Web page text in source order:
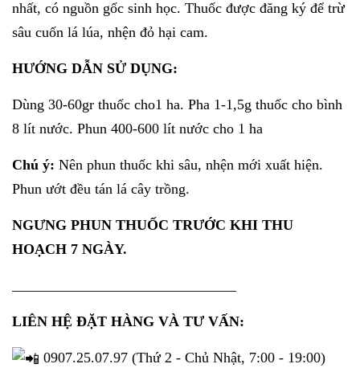
nhất, có nguồn gốc sinh học. Thuốc được đăng ký để trừ
sâu cuốn lá lúa, nhện đỏ hại cam.
HƯỚNG DẪN SỬ DỤNG:
Dùng 30-60gr thuốc cho1 ha. Pha 1-1,5g thuốc cho bình
8 lít nước. Phun 400-600 lít nước cho 1 ha
Chú ý: Nên phun thuốc khi sâu, nhện mới xuất hiện.
Phun ướt đều tán lá cây trồng.
NGƯNG PHUN THUỐC TRƯỚC KHI THU
HOẠCH 7 NGÀY.
LIÊN HỆ ĐẶT HÀNG VÀ TƯ VẤN:
0907.25.07.97 (Thứ 2 - Chủ Nhật, 7:00 - 19:00)